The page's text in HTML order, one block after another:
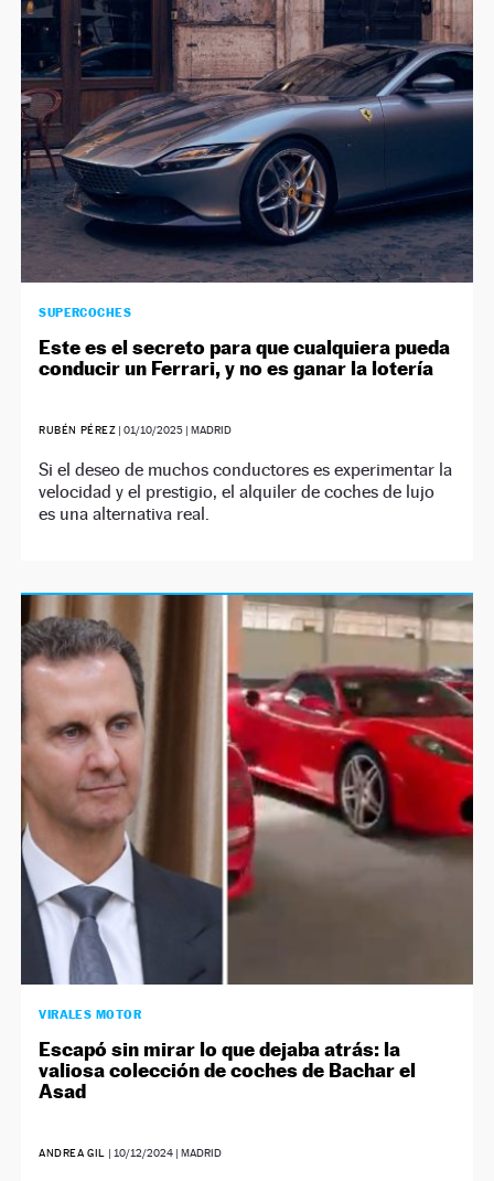
NEWSLETTER
SÍGUENOS
SUPERCOCHES
Este es el secreto para que cualquiera pueda
conducir un Ferrari, y no es ganar la lotería
RUBÉN PÉREZ |01/10/2025 | MADRID
Si el deseo de muchos conductores es experimentar la
velocidad y el prestigio, el alquiler de coches de lujo
es una alternativa real.
VIRALES MOTOR
Escapó sin mirar lo que dejaba atrás: la
valiosa colección de coches de Bachar el
Asad
ANDREA GIL | 10/12/2024| MADRID